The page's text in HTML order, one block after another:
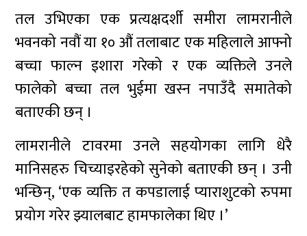
तल उभिएका एक प्रत्यक्षदर्शी समीरा लामरानीले
भवनको नवौं या १० औं तलाबाट एक महिलाले आफ्नो
बच्चा फाल्न इशारा गरेको र एक व्यक्तिले उनले
फालेको बच्चा तल भुईमा खस्न नपाउँदै समातेको
बताएकी छन् ।
लामरानीले टावरमा उनले सहयोगका लागि धेरै
मानिसहरु चिच्याइरहेको सुनेको बताएकी छन् । उनी
भन्छिन्, ‘एक व्यक्ति त कपडालाई प्याराशुटको रुपमा
प्रयोग गरेर झ्यालबाट हामफालेका थिए ।’